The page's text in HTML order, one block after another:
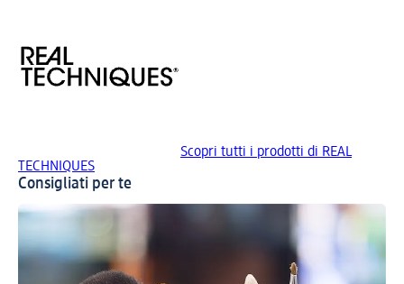
Scopri tutti i prodotti di REAL
TECHNIQUES
Consigliati per te